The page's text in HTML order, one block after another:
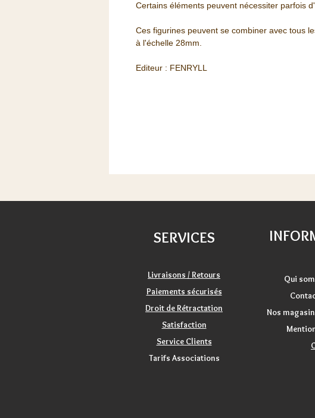
Certains éléments peuvent nécessiter parfois
Ces figurines peuvent se combiner avec tous
à l'échelle 28mm.
Editeur : FENRYLL
SERVICES
Livraisons / Retours
Paiements sécurisés
Droit de Rétractation
Satisfaction
Service Clients
Tarifs Associations
Qui
Nos